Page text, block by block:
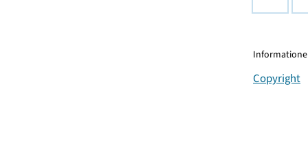
Copyright